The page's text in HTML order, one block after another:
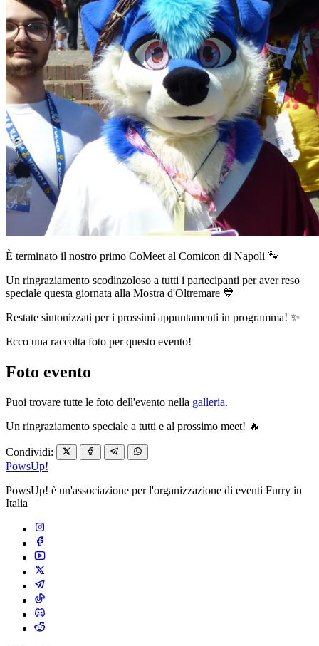
È terminato il nostro primo CoMeet al Comicon di Napoli 🐾
Un ringraziamento scodinzoloso a tutti i partecipanti per aver reso
speciale questa giornata alla Mostra d'Oltremare 💙
Restate sintonizzati per i prossimi appuntamenti in programma! ✨
Ecco una raccolta foto per questo evento!
Foto evento
Puoi trovare tutte le foto dell'evento nella galleria.
Un ringraziamento speciale a tutti e al prossimo meet! 🔥
Condividi:
PowsUp!
PowsUp! è un'associazione per l'organizzazione di eventi Furry in
Italia